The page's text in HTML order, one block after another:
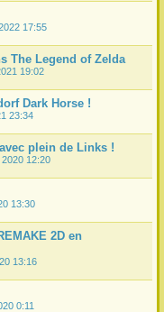
17:55
The Legend of Zelda
19:02
Dark Horse !
23:34
plein de Links !
12:20
13:30
2D en
13:16
0:11